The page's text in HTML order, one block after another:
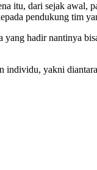
itu, dari sejak awal,
pendukung tim
hadir nantinya
individu, yakni diantara